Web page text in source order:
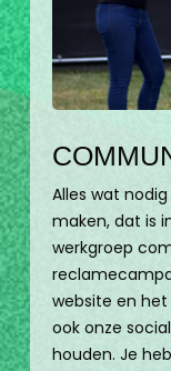
Alles wat
maken, dat is
werkgroep
website en het
ook onze
houden. Je